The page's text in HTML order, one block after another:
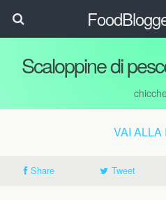
Scaloppine di
VAI ALLA
Share Tweet